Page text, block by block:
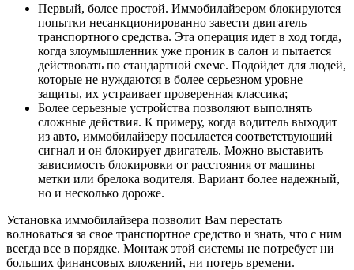
Первый, более простой. Иммобилайзером блокируются
попытки несанкционированно завести двигатель
транспортного средства. Эта операция идет в ход тогда,
когда злоумышленник уже проник в салон и пытается
действовать по стандартной схеме. Подойдет для людей,
которые не нуждаются в более серьезном уровне
защиты, их устраивает проверенная классика;
Более серьезные устройства позволяют выполнять
сложные действия. К примеру, когда водитель выходит
из авто, иммобилайзеру посылается соответствующий
сигнал и он блокирует двигатель. Можно выставить
зависимость блокировки от расстояния от машины
метки или брелока водителя. Вариант более надежный,
но и несколько дороже.
Установка иммобилайзера позволит Вам перестать
волноваться за свое транспортное средство и знать, что с ним
всегда все в порядке. Монтаж этой системы не потребует ни
больших финансовых вложений, ни потерь времени.